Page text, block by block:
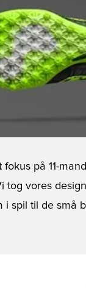
på 11-
vores
spil til de små